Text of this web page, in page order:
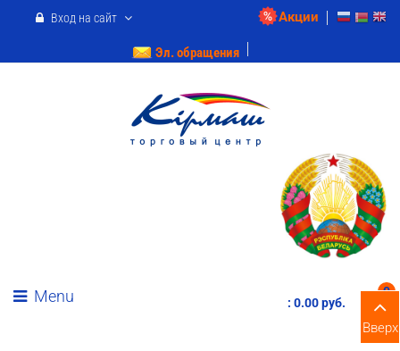
Акции
Вход на сайт
Эл. обращения
Menu
0
: 0.00 pуб.
Вверх